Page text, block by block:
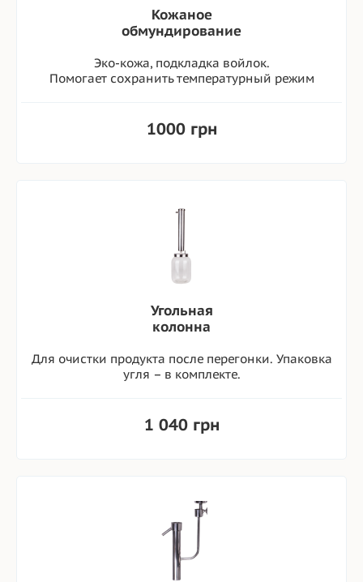
Кожаное
обмундирование
Эко-кожа, подкладка войлок.
Помогает сохранить температурный режим
1000 грн
Угольная
колонна
Для очистки продукта после перегонки. Упаковка
угля – в комплекте.
1 040 грн